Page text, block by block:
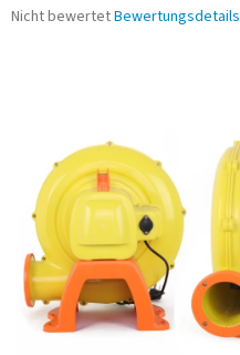
Die
Sternen.
Nicht bewertetBewertungsdetails